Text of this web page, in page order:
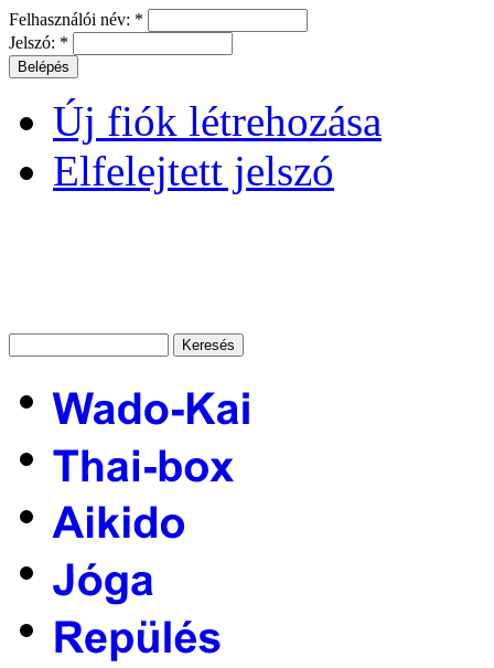
Felhasználói név: *
Jelszó: *
Új fiók létrehozása
Elfelejtett jelszó